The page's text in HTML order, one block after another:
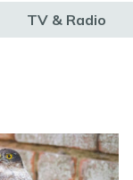
TV & Radio